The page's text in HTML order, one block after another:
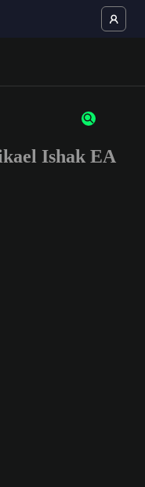
or numbers
Ishak EA